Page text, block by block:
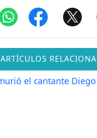
ARTÍCULOS